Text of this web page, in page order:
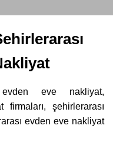
evden eve nakliyat,
şehirlerarası
evden eve nakliyat